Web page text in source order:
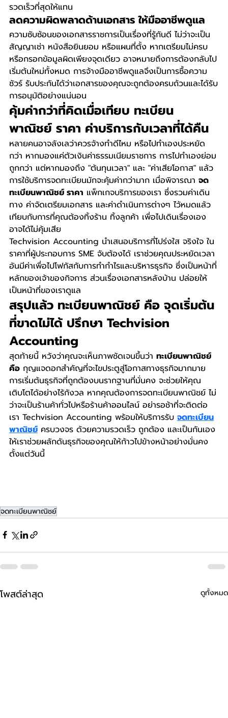
รวดเร็วที่สุดให้แทน
ลดความผิดพลาดด้านเอกสาร ให้มืออาชีพดูแล
ความซับซ้อนของเอกสารราชการเป็นเรื่องที่รู้กันดี ไม่ว่าจะเป็น
สัญญาเช่า หนังสือยินยอม หรือแผนที่ตั้ง หากเตรียมไม่ครบ
หรือกรอกข้อมูลผิดเพียงจุดเดียว อาจหมายถึงการต้องกลับไป
เริ่มต้นใหม่ทั้งหมด การจ้างมืออาชีพดูแลจึงเป็นการซื้อความ
ชัวร์ รับประกันได้ว่าเอกสารของคุณจะถูกต้องครบถ้วนและได้รับ
การอนุมัติอย่างแน่นอน
คุ้มค่ากว่าที่คิดเมื่อเทียบ ทะเบียน
พาณิชย์ ราคา ค่าบริการกับเวลาที่ได้คืน
หลายคนอาจลังเลว่าควรจ้างทำดีไหม หรือไปทำเองประหยัด
กว่า หากมองแค่ตัวเงินค่าธรรมเนียมราชการ การไปทำเองย่อม
ถูกกว่า แต่หากมองถึง "ต้นทุนเวลา" และ "ค่าเสียโอกาส" แล้ว
การใช้บริการจดทะเบียนมักจะคุ้มค่ากว่ามาก เมื่อพิจารณา จด
ทะเบียนพาณิชย์ ราคา แพ็กเกจบริการของเรา ซึ่งรวมค่าเดิน
ทาง ค่าจัดเตรียมเอกสาร และค่าดำเนินการต่างๆ ไว้หมดแล้ว
เทียบกับการที่คุณต้องทิ้งร้าน ทิ้งลูกค้า เพื่อไปเดินเรื่องเอง
อาจได้ไม่คุ้มเสีย
Techvision Accounting นำเสนอบริการที่โปร่งใส จริงใจ ใน
ราคาที่ผู้ประกอบการ SME จับต้องได้ เราช่วยคุณประหยัดเวลา
อันมีค่าเพื่อไปโฟกัสกับการทำกำไรและบริหารธุรกิจ ซึ่งเป็นหน้าที่
หลักของเจ้าของกิจการ ส่วนเรื่องเอกสารหลังบ้าน ปล่อยให้
เป็นหน้าที่ของเราดูแล
สรุปแล้ว ทะเบียนพาณิชย์ คือ จุดเริ่มต้น
ที่ขาดไม่ได้ ปรึกษา Techvision
Accounting
สุดท้ายนี้ หวังว่าคุณจะเห็นภาพชัดเจนขึ้นว่า ทะเบียนพาณิชย์
คือ กุญแจดอกสำคัญที่จะไขประตูสู่โอกาสทางธุรกิจมากมาย
การเริ่มต้นธุรกิจที่ถูกต้องบนรากฐานที่มั่นคง จะช่วยให้คุณ
เติบโตได้อย่างไร้กังวล หากคุณต้องการจดทะเบียนพาณิชย์ ไม่
ว่าจะเป็นร้านค้าทั่วไปหรือร้านค้าออนไลน์ อย่ารอช้าที่จะติดต่อ
เรา Techvision Accounting พร้อมให้บริการรับ จดทะเบียน
พาณิชย์ ครบวงจร ด้วยความรวดเร็ว ถูกต้อง และเป็นกันเอง
ให้เราช่วยผลักดันธุรกิจของคุณให้ก้าวไปข้างหน้าอย่างมั่นคง
ตั้งแต่วันนี้
จดทะเบียนพาณิชย์
โพสต์ล่าสุด ดูทั้งหมด